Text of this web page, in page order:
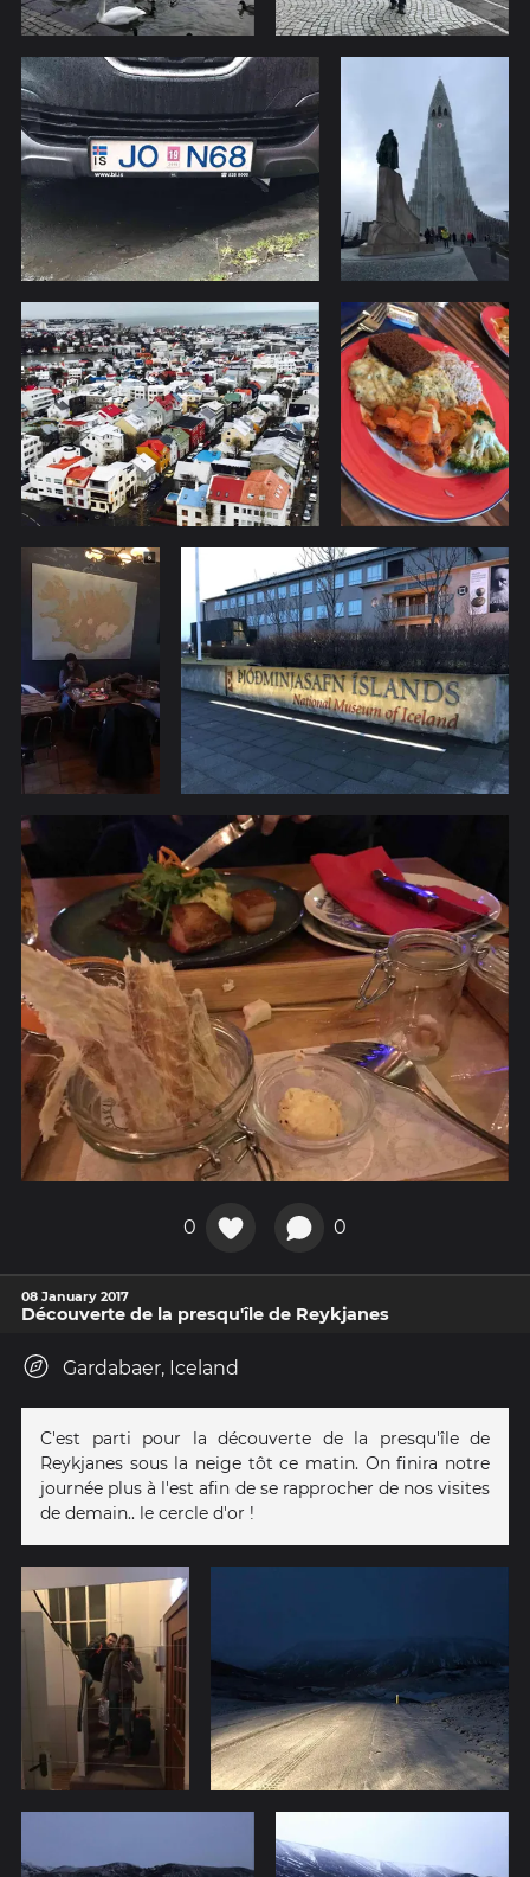
0 0
08 January 2017
Découverte de la presqu'île de Reykjanes
Gardabaer, Iceland
C'est parti pour la découverte de la presqu'île de
Reykjanes sous la neige tôt ce matin. On finira notre
journée plus à l'est afin de se rapprocher de nos visites
de demain.. le cercle d'or !